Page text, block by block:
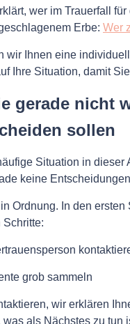
wer im Trauerfall
Erbe: Wer
wir Ihnen eine
Ihre Situation, damit
gerade nicht
sollen
Situation in dieser
keine
Ordnung. In den ersten
grob sammeln
wir erklären
was als Nächstes zu tun